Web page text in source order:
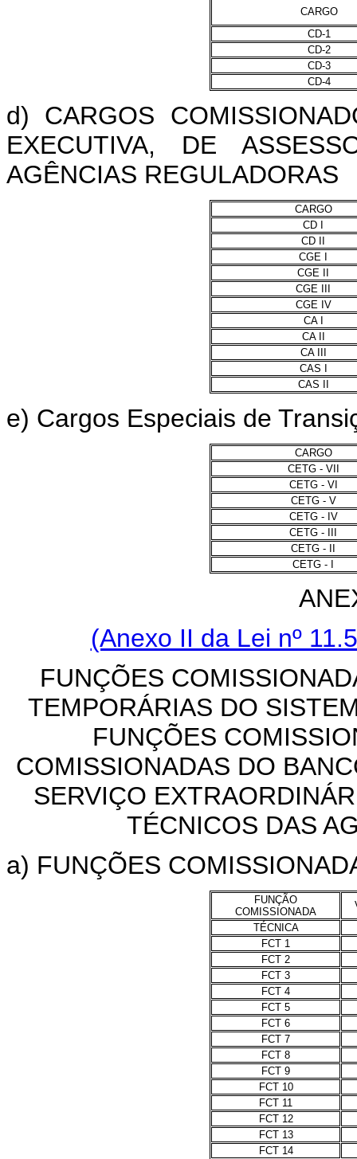
CARGO
CD-1
CD-2
CD-3
CD-4
d) CARGOS
EXECUTIVA, DE
AGÊNCIAS REGULADORAS
CARGO
CD I
CD II
CGE I
CGE II
CGE III
CGE IV
CA I
CA II
CA III
CAS I
CAS II
e) Cargos Especiais de
CARGO
CETG - VII
CETG - VI
CETG - V
CETG - IV
CETG - III
CETG - II
CETG - I
(Anexo II da Lei nº
FUNÇÕES
TEMPORÁRIAS DO
FUNÇÕES
COMISSIONADAS DO
SERVIÇO
TÉCNICOS DAS
a) FUNÇÕES
FUNÇÃO
COMISSIONADA
TÉCNICA
FCT 1
FCT 2
FCT 3
FCT 4
FCT 5
FCT 6
FCT 7
FCT 8
FCT 9
FCT 10
FCT 11
FCT 12
FCT 13
FCT 14